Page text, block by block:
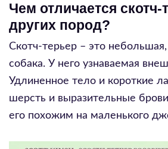
Чем отличается скотч-
других пород?
Скотч-терьер – это небольшая,
собака. У него узнаваемая
Удлиненное тело и короткие
шерсть и выразительные
его похожим на маленького